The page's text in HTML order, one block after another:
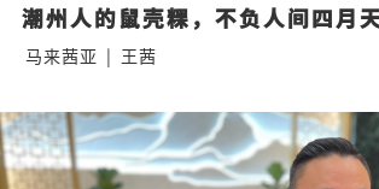
潮州人的鼠壳粿，不负人间四月
马来茜亚 | 王茜